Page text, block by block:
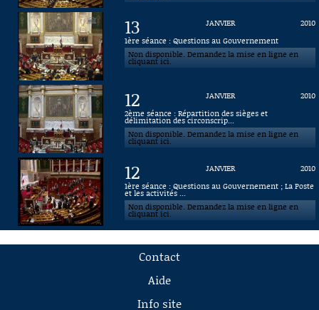
13 JANVIER
2010
1ère séance : Questions au Gouvernement
Non disponible. Demandez la mise en ligne en
cliquant ici.
12 JANVIER
2010
2ème séance : Répartition des sièges et
délimitation des circonscrip...
Non disponible. Demandez la mise en ligne en
cliquant ici.
12 JANVIER
2010
1ère séance : Questions au Gouvernement ; La Poste
et les activités ...
Non disponible. Demandez la mise en ligne en
cliquant ici.
Contact
Aide
Info site